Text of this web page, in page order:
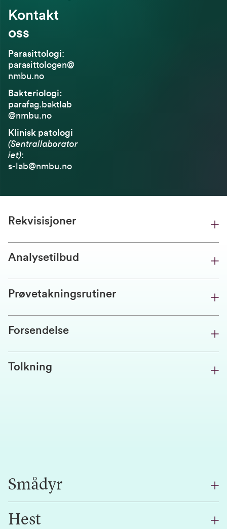
Kontakt
oss
Parasittologi:
parasittologen@
nmbu.no
Bakteriologi:
parafag.baktlab
@nmbu.no
Klinisk patologi
(Sentrallaborator
iet):
s-lab@nmbu.no
Rekvisisjoner
Analysetilbud
Prøvetakningsrutiner
Forsendelse
Tolkning
Smådyr
67 23 23 23
Hest